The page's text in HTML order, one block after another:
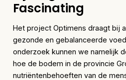
Fascinating
Het project Optimens draagt bij
gezonde en gebalanceerde
onderzoek kunnen we namelijk
hoe de bodem in de provincie
nutriëntenbehoeften van de